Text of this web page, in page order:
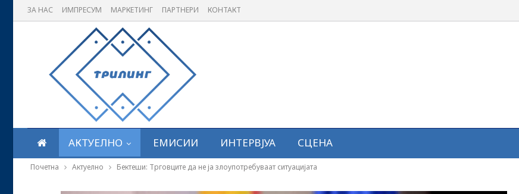
ЗА НАС ИМПРЕСУМ МАРКЕТИНГ ПАРТНЕРИ КОНТАКТ
АКТУЕЛНО ЕМИСИИ ИНТЕРВЈУА СЦЕНА
Почетна Актуелно Бектеши: Трговците да не ја злоупотребуваат ситуацијатa